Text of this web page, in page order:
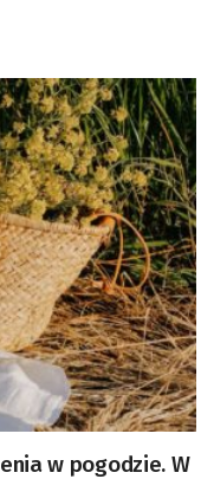
w pogodzie. W